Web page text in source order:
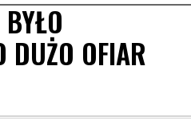
DUŻO OFIAR